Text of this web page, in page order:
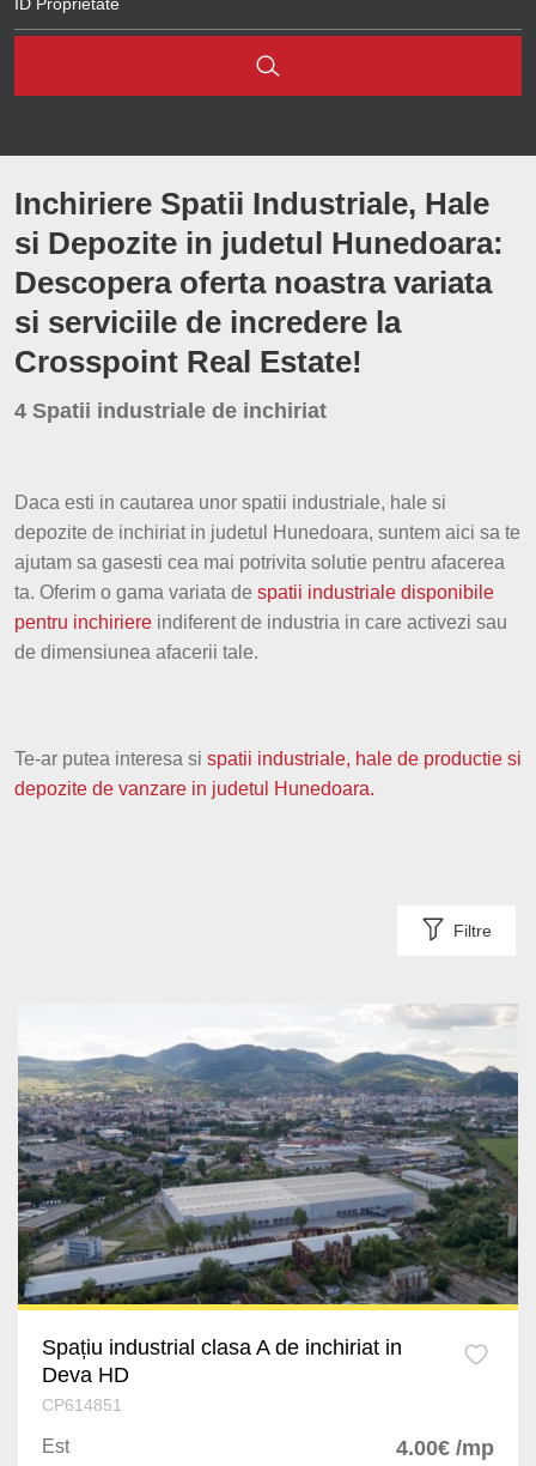
Brasov
Cluj
Iasi
Constanta
Arad
Bacau
Hunedoara
Suceava
Dolj
Satu Mare
Braila
Inchiriere Spatii Industriale, Hale
si Depozite in judetul Hunedoara:
Descopera oferta noastra variata
si serviciile de incredere la
Crosspoint Real Estate!
4 Spatii industriale de inchiriat
Daca esti in cautarea unor spatii industriale, hale si
depozite de inchiriat in judetul Hunedoara, suntem aici sa te
ajutam sa gasesti cea mai potrivita solutie pentru afacerea
ta. Oferim o gama variata de spatii industriale disponibile
pentru inchiriere indiferent de industria in care activezi sau
de dimensiunea afacerii tale.
Te-ar putea interesa si spatii industriale, hale de productie si
depozite de vanzare in judetul Hunedoara.
Filtre
Spațiu industrial clasa A de inchiriat in
Deva HD
CP614851
Est 4.00€ /mp